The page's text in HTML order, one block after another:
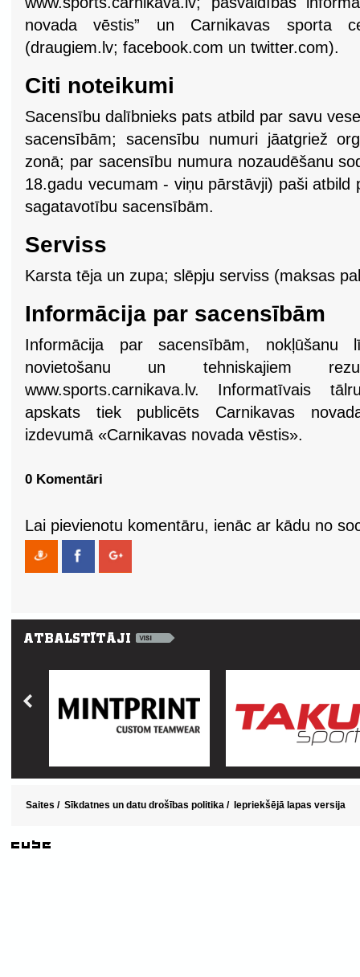
novada vēstis” un Carnikavas sporta
(draugiem.lv; facebook.com un twitter.com).
Citi noteikumi
Sacensību dalībnieks pats atbild par savu
sacensībām; sacensību numuri jāatgriež
zonā; par sacensību numura nozaudēšanu
18.gadu vecumam - viņu pārstāvji) paši
sagatavotību sacensībām.
Serviss
Karsta tēja un zupa; slēpju serviss (maksas
Informācija par sacensībām
Informācija par sacensībām,
novietošanu un tehniskajiem
www.sports.carnikava.lv. Informatīvais
apskats tiek publicēts Carnikavas
izdevumā «Carnikavas novada vēstis».
0 Komentāri
Lai pievienotu komentāru, ienāc ar kādu no
Saites / Sīkdatnes un datu drošības politika / Iepriekšējā lapas versija